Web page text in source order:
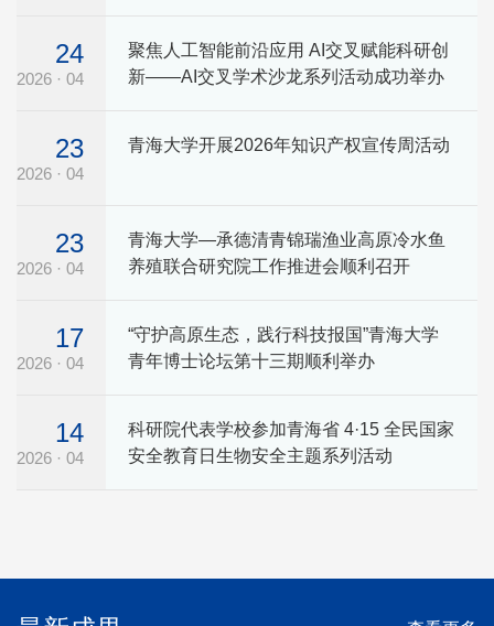
24
2026 · 04
聚焦人工智能前沿应用 AI交叉赋能科研创
新——AI交叉学术沙龙系列活动成功举办
23
2026 · 04
青海大学开展2026年知识产权宣传周活动
23
2026 · 04
青海大学—承德清青锦瑞渔业高原冷水鱼
养殖联合研究院工作推进会顺利召开
17
2026 · 04
“守护高原生态，践行科技报国”青海大学
青年博士论坛第十三期顺利举办
14
2026 · 04
科研院代表学校参加青海省 4·15 全民国家
安全教育日生物安全主题系列活动